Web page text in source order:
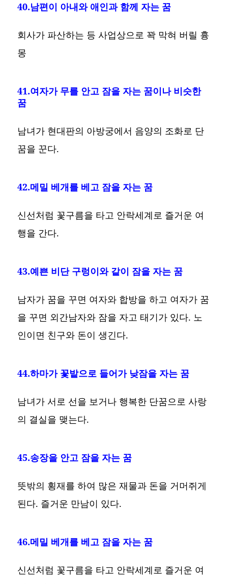
40.남편이 아내와 애인과 함께 자는 꿈
회사가 파산하는 등 사업상으로 꽉 막혀 버릴 흉
몽
41.여자가 무를 안고 잠을 자는 꿈이나 비슷한
꿈
남녀가 현대판의 아방궁에서 음양의 조화로 단
꿈을 꾼다.
42.메밀 베개를 베고 잠을 자는 꿈
신선처럼 꽃구름을 타고 안락세계로 즐거운 여
행을 간다.
43.예쁜 비단 구렁이와 같이 잠을 자는 꿈
남자가 꿈을 꾸면 여자와 합방을 하고 여자가 꿈
을 꾸면 외간남자와 잠을 자고 태기가 있다. 노
인이면 친구와 돈이 생긴다.
44.하마가 꽃밭으로 들어가 낮잠을 자는 꿈
남녀가 서로 선을 보거나 행복한 단꿈으로 사랑
의 결실을 맺는다.
45.송장을 안고 잠을 자는 꿈
뜻밖의 횡재를 하여 많은 재물과 돈을 거머쥐게
된다. 즐거운 만남이 있다.
46.메밀 베개를 베고 잠을 자는 꿈
신선처럼 꽃구름을 타고 안락세계로 즐거운 여